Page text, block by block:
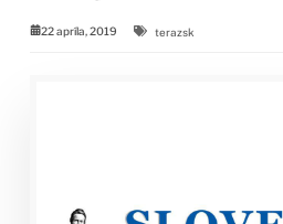
22 apríla, 2019 terazsk